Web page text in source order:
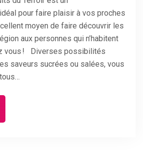
pour faire plaisir à vos proches
moyen de faire découvrir les
aux personnes qui n’habitent
vous ! Diverses possibilités
saveurs sucrées ou salées, vous